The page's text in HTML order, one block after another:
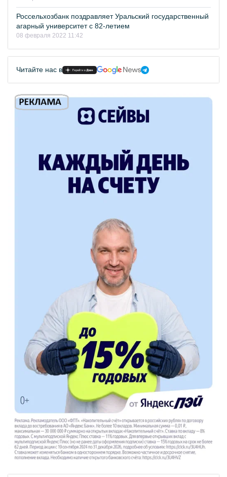
Россельхозбанк поздравляет Уральский государственный
агарный университет с 82-летием
08 февраля 2022 11:42
Читайте нас в